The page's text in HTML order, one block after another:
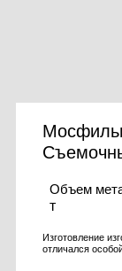
Объем
т
Изготовление
отличался